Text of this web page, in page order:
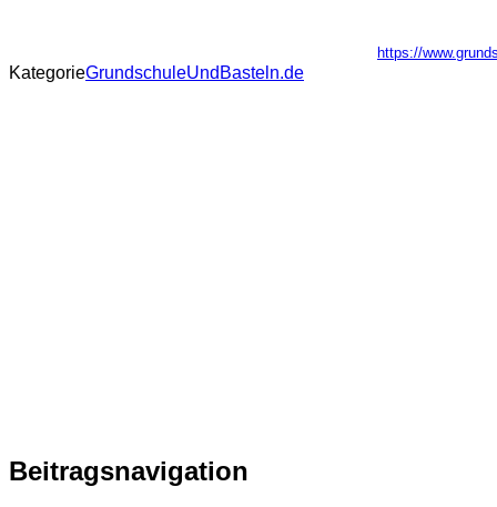
https://
KategorieGrundschuleUndBasteln.de
Beitragsnavigation